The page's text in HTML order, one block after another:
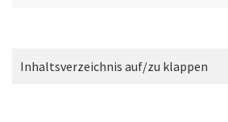
Inhaltsverzeichnis auf/zu klappen